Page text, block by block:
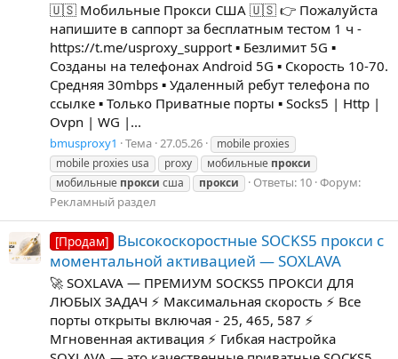
🇺🇸 Мобильные Прокси США 🇺🇸 👉 Пожалуйста
напишите в саппорт за бесплатным тестом 1 ч -
https://t.me/usproxy_support ▪️ Безлимит 5G ▪️
Созданы на телефонах Android 5G ▪️ Скорость 10-70.
Средняя 30mbps ▪️ Удаленный ребут телефона по
ссылке ▪️ Только Приватные порты ▪️ Socks5 | Http |
Ovpn | WG |...
bmusproxy1 Тема 27.05.26
mobile proxies
mobile proxies usa
proxy мобильные прокси
мобильные прокси сша прокси Ответы: 10 Форум:
Рекламный раздел
[Продам] Высокоскоростные SOCKS5 прокси с
моментальной активацией — SOXLAVA
🚀 SOXLAVA — ПРЕМИУМ SOCKS5 ПРОКСИ ДЛЯ
ЛЮБЫХ ЗАДАЧ ⚡ Максимальная скорость ⚡ Все
порты открыты включая - 25, 465, 587 ⚡
Мгновенная активация ⚡ Гибкая настройка